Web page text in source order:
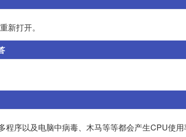
新打开。
序以及电脑中病毒、木马等等都会产生CPU使